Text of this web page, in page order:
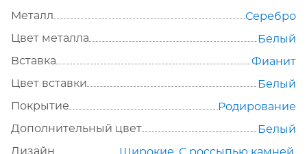
Металл
Серебро
Цвет металла
Белый
Вставка
Фианит
Цвет вставки
Белый
Покрытие
Родирование
Дополнительный цвет
Белый
Дизайн